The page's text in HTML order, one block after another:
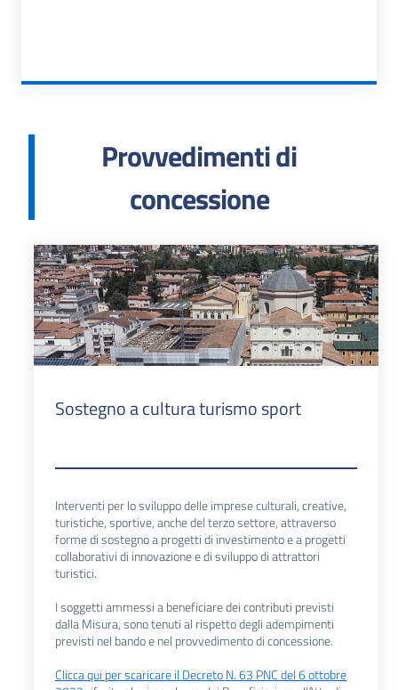
Provvedimenti di
concessione
Sostegno a cultura turismo sport
Interventi per lo sviluppo delle imprese culturali, creative,
turistiche, sportive, anche del terzo settore, attraverso
forme di sostegno a progetti di investimento e a progetti
collaborativi di innovazione e di sviluppo di attrattori
turistici.
I soggetti ammessi a beneficiare dei contributi previsti
dalla Misura, sono tenuti al rispetto degli adempimenti
previsti nel bando e nel provvedimento di concessione.
Clicca qui per scaricare il Decreto N. 63 PNC del 6 ottobre